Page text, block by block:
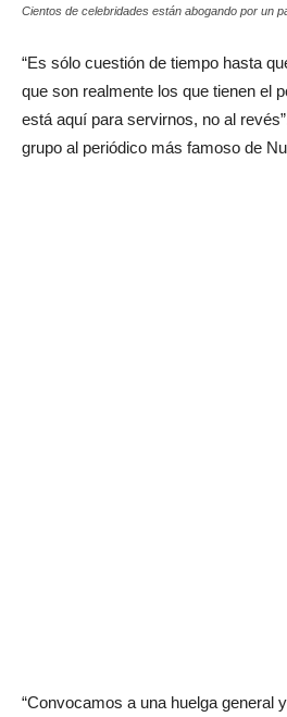
Cientos de celebridades están abogando por un
“Es sólo cuestión de tiempo hasta
que son realmente los que tienen el
está aquí para servirnos, no al
grupo al periódico más famoso de
“Convocamos a una huelga general